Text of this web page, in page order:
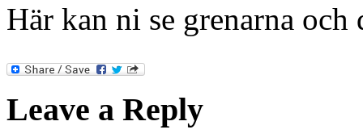
Här kan ni se grenarna och
Leave a Reply